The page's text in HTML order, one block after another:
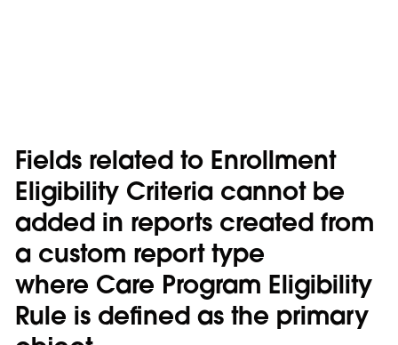
Fields related to Enrollment
Eligibility Criteria cannot be
added in reports created from
a custom report type
where Care Program Eligibility
Rule is defined as the primary